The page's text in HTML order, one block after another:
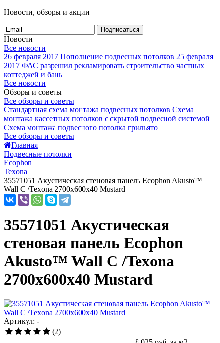
Новости, обзоры и акции
Подписаться
Новости
Все новости
26 февраля 2017 Пополнение подвесных потолков 25 февраля
2017 ФАС разрешил рекламировать строительство частных
коттеджей и бань
Все новости
Обзоры и советы
Все обзоры и советы
Стандартная схема монтажа подвесных потолков Схема
монтажа кассетных потолков с скрытой подвесной системой
Схема монтажа подвесного потолка грильято
Все обзоры и советы
Главная
Подвесные потолки
Ecophon
Texona
35571051 Акустическая стеновая панель Ecophon Akusto™
Wall C /Texona 2700x600x40 Mustard
35571051 Акустическая
стеновая панель Ecophon
Akusto™ Wall C /Texona
2700x600x40 Mustard
Артикул: -
(2)